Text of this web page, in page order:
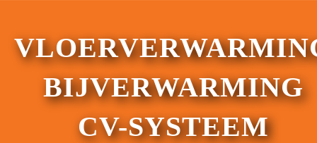
BIJVERWARMING
CV-SYSTEEM